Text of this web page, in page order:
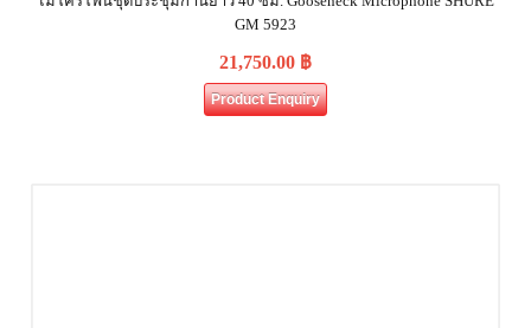
GM 5923
21,750.00 ฿
Product Enquiry